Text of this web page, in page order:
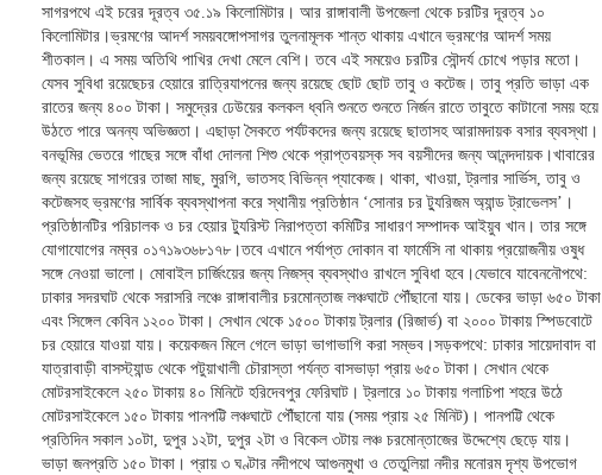
সাগরপথে এই চরের দূরত্ব ৩৫.১৯ কিলোমিটার। আর রাঙ্গাবালী উপজেলা থেকে চরটির দূরত্ব ১০
কিলোমিটার।ভ্রমণের আদর্শ সময়বঙ্গোপসাগর তুলনামূলক শান্ত থাকায় এখানে ভ্রমণের আদর্শ সময়
শীতকাল। এ সময় অতিথি পাখির দেখা মেলে বেশি। তবে এই সময়েও চরটির সৌন্দর্য চোখে পড়ার মতো।
যেসব সুবিধা রয়েছেচর হেয়ারে রাত্রিযাপনের জন্য রয়েছে ছোট ছোট তাবু ও কটেজ। তাবু প্রতি ভাড়া এক
রাতের জন্য ৪০০ টাকা। সমুদ্রের ঢেউয়ের কলকল ধ্বনি শুনতে শুনতে নির্জন রাতে তাবুতে কাটানো সময় হয়ে
উঠতে পারে অনন্য অভিজ্ঞতা। এছাড়া সৈকতে পর্যটকদের জন্য রয়েছে ছাতাসহ আরামদায়ক বসার ব্যবস্থা।
বনভূমির ভেতরে গাছের সঙ্গে বাঁধা দোলনা শিশু থেকে প্রাপ্তবয়স্ক সব বয়সীদের জন্য আনন্দদায়ক।খাবারের
জন্য রয়েছে সাগরের তাজা মাছ, মুরগি, ভাতসহ বিভিন্ন প্যাকেজ। থাকা, খাওয়া, ট্রলার সার্ভিস, তাবু ও
কটেজসহ ভ্রমণের সার্বিক ব্যবস্থাপনা করে স্থানীয় প্রতিষ্ঠান ‘সোনার চর ট্যুরিজম অ্যান্ড ট্রাভেলস’।
প্রতিষ্ঠানটির পরিচালক ও চর হেয়ার ট্যুরিস্ট নিরাপত্তা কমিটির সাধারণ সম্পাদক আইয়ুব খান। তার সঙ্গে
যোগাযোগের নম্বর ০১৭১৯৩৬৮১৭৮।তবে এখানে পর্যাপ্ত দোকান বা ফার্মেসি না থাকায় প্রয়োজনীয় ওষুধ
সঙ্গে নেওয়া ভালো। মোবাইল চার্জিংয়ের জন্য নিজস্ব ব্যবস্থাও রাখলে সুবিধা হবে।যেভাবে যাবেননৌপথে:
ঢাকার সদরঘাট থেকে সরাসরি লঞ্চে রাঙ্গাবালীর চরমোন্তাজ লঞ্চঘাটে পৌঁছানো যায়। ডেকের ভাড়া ৬৫০ টাকা
এবং সিঙ্গেল কেবিন ১২০০ টাকা। সেখান থেকে ১৫০০ টাকায় ট্রলার (রিজার্ভ) বা ২০০০ টাকায় স্পিডবোটে
চর হেয়ারে যাওয়া যায়। কয়েকজন মিলে গেলে ভাড়া ভাগাভাগি করা সম্ভব।সড়কপথে: ঢাকার সায়েদাবাদ বা
যাত্রাবাড়ী বাসস্ট্যান্ড থেকে পটুয়াখালী চৌরাস্তা পর্যন্ত বাসভাড়া প্রায় ৬৫০ টাকা। সেখান থেকে
মোটরসাইকেলে ২৫০ টাকায় ৪০ মিনিটে হরিদেবপুর ফেরিঘাট। ট্রলারে ১০ টাকায় গলাচিপা শহরে উঠে
মোটরসাইকেলে ১৫০ টাকায় পানপট্টি লঞ্চঘাটে পৌঁছানো যায় (সময় প্রায় ২৫ মিনিট)। পানপট্টি থেকে
প্রতিদিন সকাল ১০টা, দুপুর ১২টা, দুপুর ২টা ও বিকেল ৩টায় লঞ্চ চরমোন্তাজের উদ্দেশ্যে ছেড়ে যায়।
ভাড়া জনপ্রতি ১৫০ টাকা। প্রায় ৩ ঘণ্টার নদীপথে আগুনমুখা ও তেতুলিয়া নদীর মনোরম দৃশ্য উপভোগ